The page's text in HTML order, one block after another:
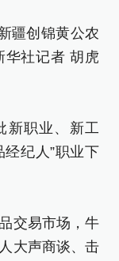
疆创锦黄公农
华社记者 胡虎
新职业、新工
经纪人”职业下
交易市场，牛
大声商谈、击